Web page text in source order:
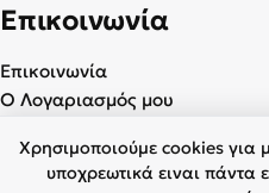
Επικοινωνία
Επικοινωνία
Ο Λογαριασμός μου
Χρήσιμα
Χρησιμοποιούμε cookies για
υποχρεωτικά ειναι πάντα